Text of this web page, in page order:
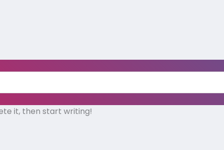
it, then start writing!